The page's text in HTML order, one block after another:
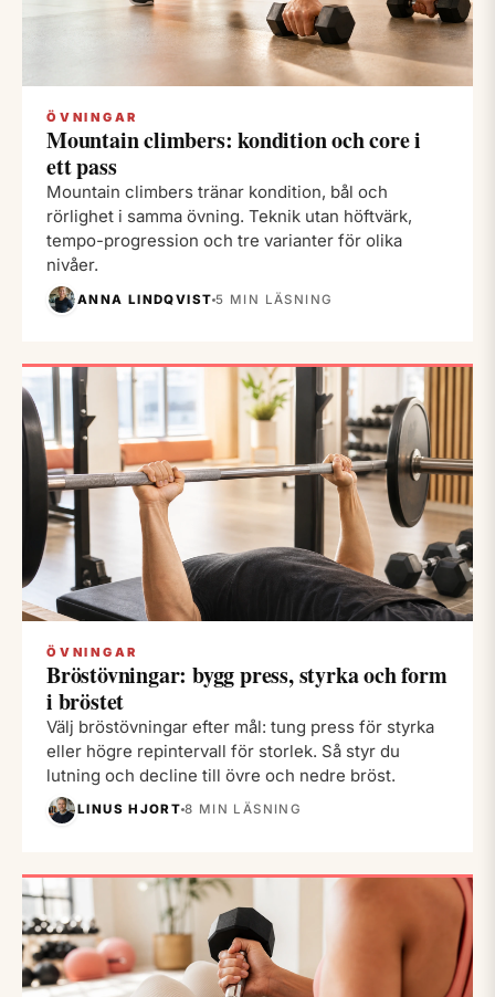
ÖVNINGAR
Mountain climbers: kondition och core i
ett pass
Mountain climbers tränar kondition, bål och
rörlighet i samma övning. Teknik utan höftvärk,
tempo-progression och tre varianter för olika
nivåer.
ANNA LINDQVIST 5 MIN LÄSNING
ÖVNINGAR
Bröstövningar: bygg press, styrka och form
i bröstet
Välj bröstövningar efter mål: tung press för styrka
eller högre repintervall för storlek. Så styr du
lutning och decline till övre och nedre bröst.
LINUS HJORT 8 MIN LÄSNING